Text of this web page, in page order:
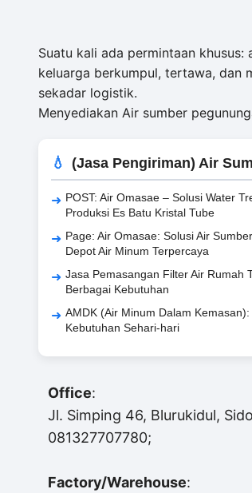
Suatu kali ada permintaan
keluarga berkumpul, tertawa, dan
sekadar logistik.
Menyediakan Air sumber
(Jasa Pengiriman) Air
POST: Air Omasae – Solusi Water
Produksi Es Batu Kristal Tube
Page: Air Omasae: Solusi Air
Depot Air Minum Terpercaya
Jasa Pemasangan Filter Air Rumah
Berbagai Kebutuhan
AMDK (Air Minum Dalam
Kebutuhan Sehari-hari
Office:
Jl. Simping 46, Blurukidul,
081327707780;
Factory/Warehouse: